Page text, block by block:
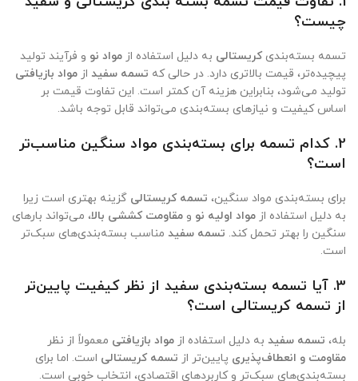
چیست؟
تسمه بسته‌بندیکریستالی به دلیل استفاده از مواد نو و فرآیند تولید
پیچیده‌تر، قیمت بالاتری دارد. در حالی که تسمه سفید از مواد بازیافتی
تولید می‌شود، بنابراین هزینه آن کمتر است. این تفاوت قیمت بر
اساس کیفیت و نیازهای بسته‌بندی می‌تواند قابل توجه باشد.
2. کدام تسمه برای بسته‌بندی مواد سنگین مناسب‌تر
است؟
برای بسته‌بندی مواد سنگین، تسمه کریستالی گزینه بهتری است زیرا
به دلیل استفاده از مواد اولیه نو و مقاومت کششی بالا، می‌تواند بارهای
سنگین را بهتر تحمل کند. تسمه سفید مناسب بسته‌بندی‌های سبک‌تر
است.
3. آیا تسمه بسته‌بندی سفید از نظر کیفیت پایین‌تر
از تسمه کریستالی است؟
بله، تسمه سفید به دلیل استفاده از مواد بازیافتی معمولاً از نظر
مقاومت و انعطاف‌پذیری پایین‌تر از تسمه کریستالی است. اما برای
بسته‌بندی‌های سبک‌تر و کاربردهای اقتصادی، انتخاب خوبی است.